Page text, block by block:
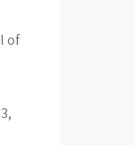
of